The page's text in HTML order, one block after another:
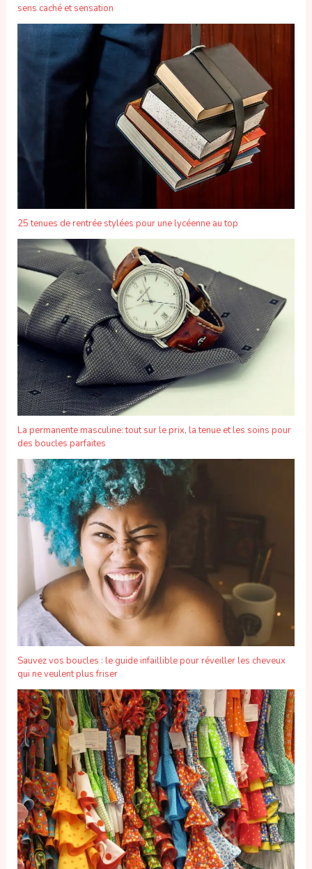
sens caché et sensation
25 tenues de rentrée stylées pour une lycéenne au top
La permanente masculine: tout sur le prix, la tenue et les soins pour
des boucles parfaites
Sauvez vos boucles : le guide infaillible pour réveiller les cheveux
qui ne veulent plus friser